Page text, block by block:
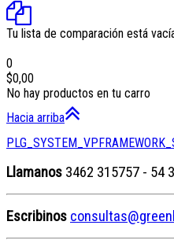
Tu lista de comparación está
0
$0,00
No hay productos en tu carro
Hacia arriba
Llamanos 3462 315757 - 54
Escribinos